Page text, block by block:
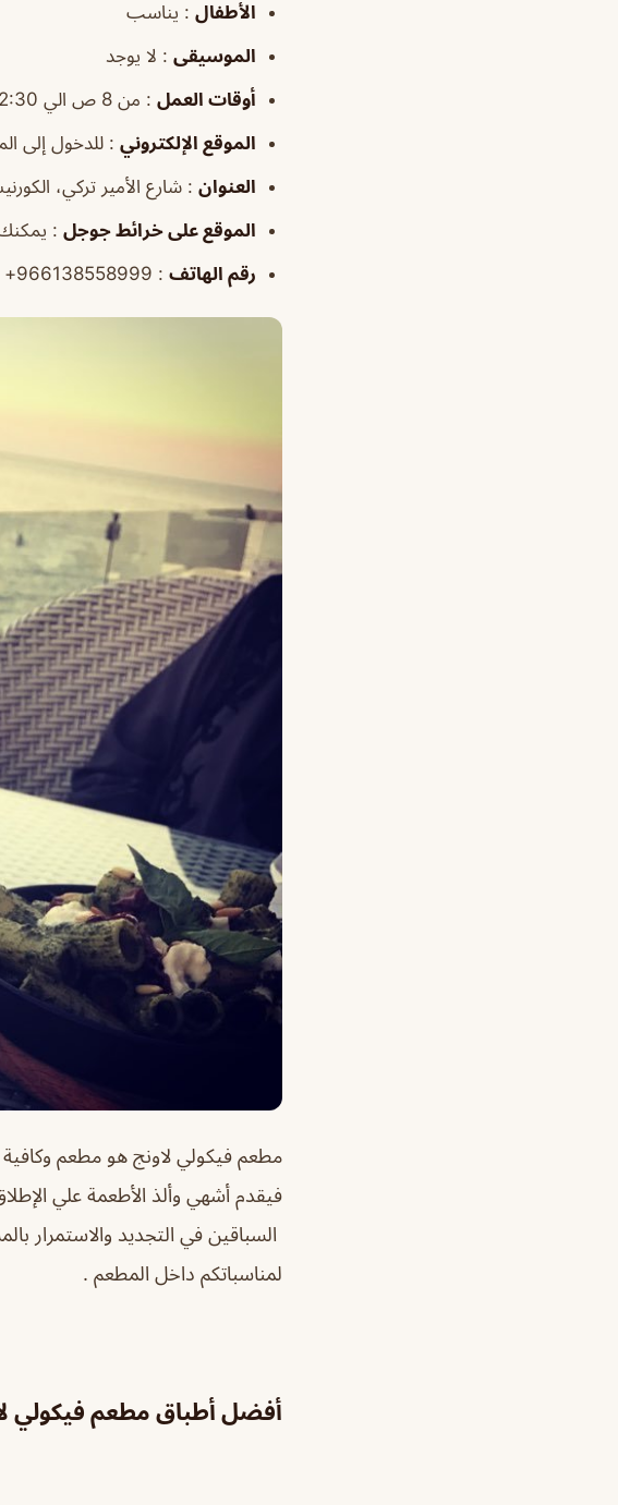
الأطفال : يناسب
الموسيقى : لا يوجد
أوقات العمل : من 8 ص الي 12:30 ص
الموقع الإلكتروني : للدخول إلى
العنوان : شارع الأمير تركي،
الموقع على خرائط جوجل :
رقم الهاتف : 966138558999+
مطعم فيكولي لاونج هو مطعم
فيقدم أشهي وألذ الأطعمة علي
السباقين في التجديد والاستمرار
لمناسباتكم داخل المطعم .
أفضل أطباق مطعم فيكولي